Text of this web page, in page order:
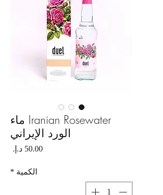
Iranian Rosewater ماء
الورد الإيراني
الكمية *